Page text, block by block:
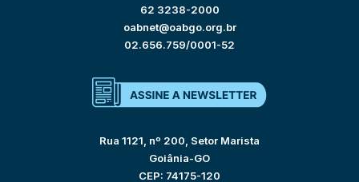
62 3238-2000
oabnet@oabgo.org.br
02.656.759/0001-52
Rua 1121, nº 200, Setor Marista
Goiânia-GO
CEP: 74175-120